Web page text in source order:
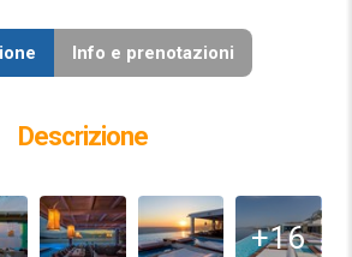
Info e prenotazioni
Descrizione
+16